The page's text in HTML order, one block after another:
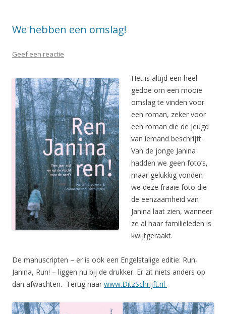
We hebben een omslag!
Geef een reactie
Het is altijd een heel
gedoe om een mooie
omslag te vinden voor
een roman, zeker voor
een roman die de jeugd
van iemand beschrijft.
Van de jonge Janina
hadden we geen foto’s,
maar gelukkig vonden
we deze fraaie foto die
de eenzaamheid van
Janina laat zien, wanneer
ze al haar familieleden is
kwijtgeraakt.
De manuscripten – er is ook een Engelstalige editie: Run,
Janina, Run! – liggen nu bij de drukker. Er zit niets anders op
dan afwachten. Terug naar www.DitzSchrijft.nl